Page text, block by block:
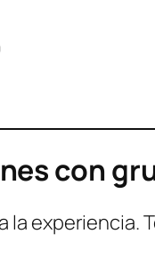
con
experiencia.